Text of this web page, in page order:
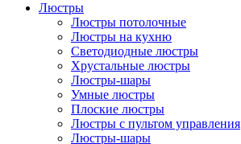
Люстры
Люстры потолочные
Люстры на кухню
Светодиодные люстры
Хрустальные люстры
Люстры-шары
Умные люстры
Плоские люстры
Люстры с пультом управления
Люстры-шары